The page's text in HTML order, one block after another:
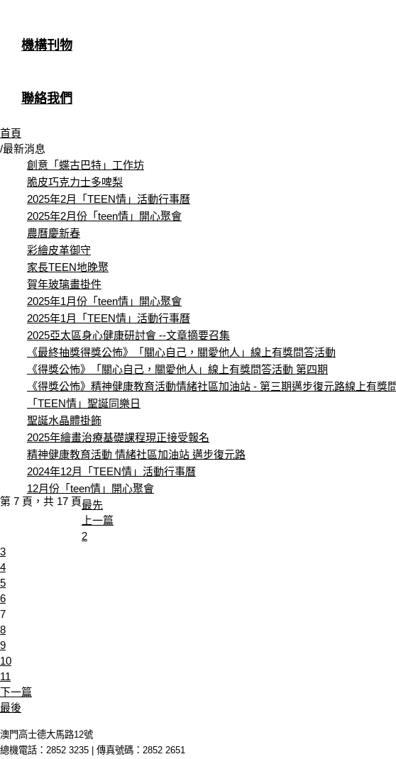
機構刊物
聯絡我們
首頁
/最新消息
創意「蝶古巴特」工作坊
脆皮巧克力士多啤梨
2025年2月「TEEN情」活動行事曆
2025年2月份「teen情」開心聚會
農曆慶新春
彩繪皮革御守
家長TEEN地晚聚
賀年玻璃畫掛件
2025年1月份「teen情」開心聚會
2025年1月「TEEN情」活動行事曆
2025亞太區身心健康研討會 --文章摘要召集
《最終抽獎得獎公怖》「關心自己，關愛他人」線上有獎問答活動
《得獎公怖》「關心自己，關愛他人」線上有獎問答活動 第四期
《得獎公怖》精神健康教育活動情緒社區加油站 - 第三期邁步復元路線上有獎
「TEEN情」聖誕同樂日
聖誕水晶體掛飾
2025年繪畫治療基礎課程現正接受報名
精神健康教育活動 情緒社區加油站 邁步復元路
2024年12月「TEEN情」活動行事曆
12月份「teen情」開心聚會
第 7 頁，共 17 頁最先
上一篇
2
3
4
5
6
7
8
9
10
11
下一篇
最後
澳門高士德大馬路12號
總機電話：2852 3235 | 傳真號碼：2852 2651